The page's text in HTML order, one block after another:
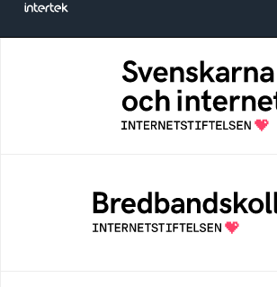
Svenskarna och
En årlig studie av svenska
internetvanor
Bredbandskollen är ett
konsumentverktyg som
Internetstiftelsen